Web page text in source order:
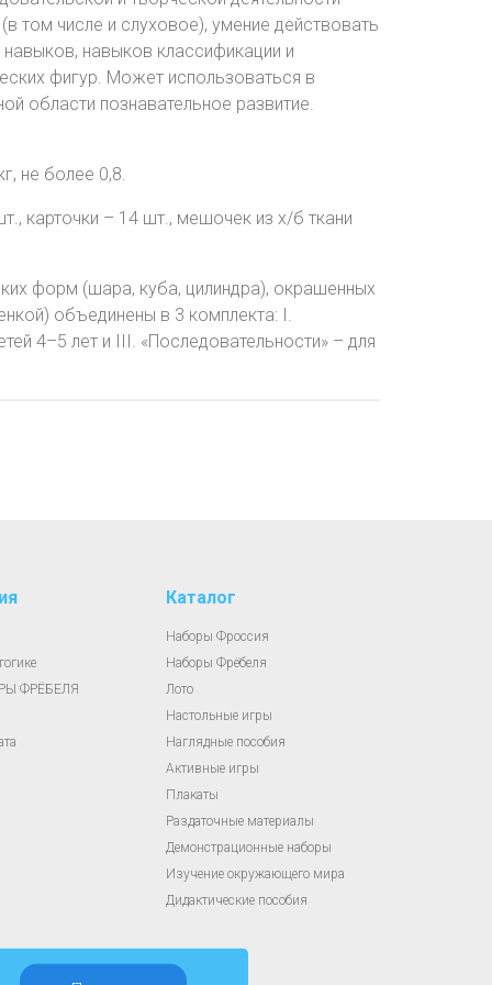
том числе и слуховое), умение действовать
навыков классификации и
фигур. Может использоваться в
области познавательное развитие.
не более 0,8.
карточки – 14 шт., мешочек из х/б ткани
форм (шара, куба, цилиндра), окрашенных
объединены в 3 комплекта: I.
4–5 лет и III. «Последовательности» – для
ФРЁБЕЛЯ
Каталог
Наборы Фроссия
Наборы Фрёбеля
Лото
Настольные игры
Наглядные пособия
Активные игры
Плакаты
Раздаточные материалы
Демонстрационные наборы
Изучение окружающего мира
Дидактические пособия